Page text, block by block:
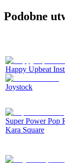
Podobne
Happy Upbeat
Joystock
Super Power Pop
Kara Square